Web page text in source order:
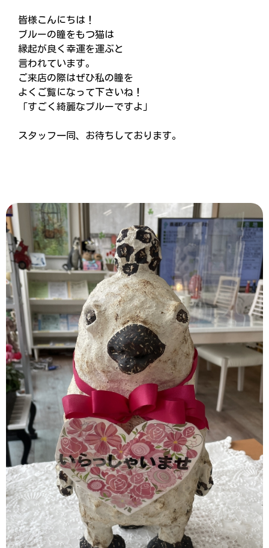
皆様こんにちは！
ブルーの瞳をもつ猫は
縁起が良く幸運を運ぶと
言われています。
ご来店の際はぜひ私の瞳を
よくご覧になって下さいね！
「すごく綺麗なブルーですよ」
スタッフ一同、お待ちしております。